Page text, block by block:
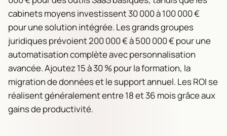
cabinets moyens investissent 30 000 à 100 000 €
pour une solution intégrée. Les grands groupes
juridiques prévoient 200 000 € à 500 000 € pour une
automatisation complète avec personnalisation
avancée. Ajoutez 15 à 30 % pour la formation, la
migration de données et le support annuel. Les ROI se
réalisent généralement entre 18 et 36 mois grâce aux
gains de productivité.